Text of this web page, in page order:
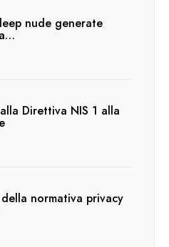
nude generate
Direttiva NIS 1 alla
normativa privacy